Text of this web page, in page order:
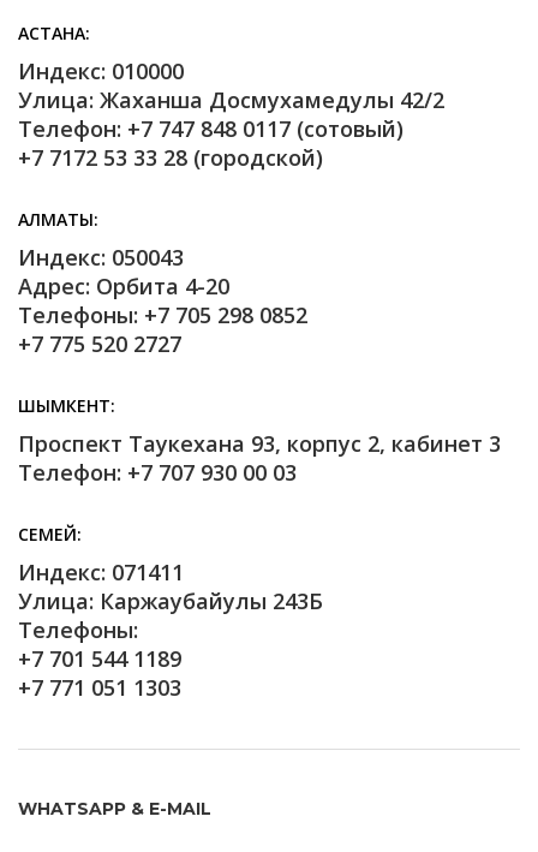
АСТАНА
Индекс: 010000
Улица: Жаханша Досмухамедулы 42/2
Телефон: +7 747 848 0117 (сотовый)
+7 7172 53 33 28 (городской)
АЛМАТЫ
Индекс: 050043
Адрес: Орбита 4-20
Телефоны: +7 705 298 0852
+7 775 520 2727
ШЫМКЕНТ
Проспект Таукехана 93, корпус 2, кабинет 3
Телефон: +7 707 930 00 03
СЕМЕЙ
Индекс: 071411
Улица: Каржаубайулы 243Б
Телефоны:
+7 701 544 1189
+7 771 051 1303
WHATSAPP & E-MAIL